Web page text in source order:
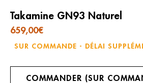
Takamine GN93 Naturel
659,00€
SUR COMMANDE - DÉLAI
COMMANDER (SUR